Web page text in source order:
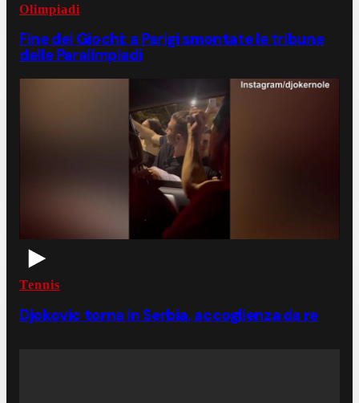
Olimpiadi
Fine dei Giochi: a Parigi smontate le tribune
delle Paralimpiadi
Tennis
Djokovic torna in Serbia, accoglienza da re